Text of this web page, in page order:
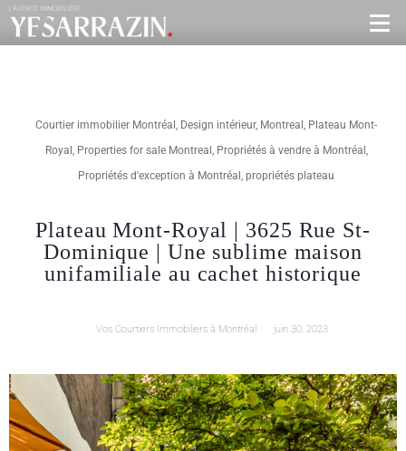
Courtier immobilier Montréal , Design intérieur, Montreal , Plateau Mont-
Royal , Properties for sale Montreal , Propriétés à vendre à Montréal ,
Propriétés d'exception à Montréal , propriétés plateau
Plateau Mont-Royal | 3625 Rue St-
Dominique | Une sublime maison
unifamiliale au cachet historique
Vos Courtiers Immobiliers à Montréal juin 30, 2023